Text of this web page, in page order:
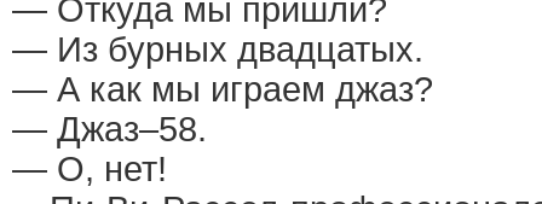
— Откуда мы пришли?
— Из бурных двадцатых.
— А как мы играем джаз?
— Джаз–58.
— О, нет!